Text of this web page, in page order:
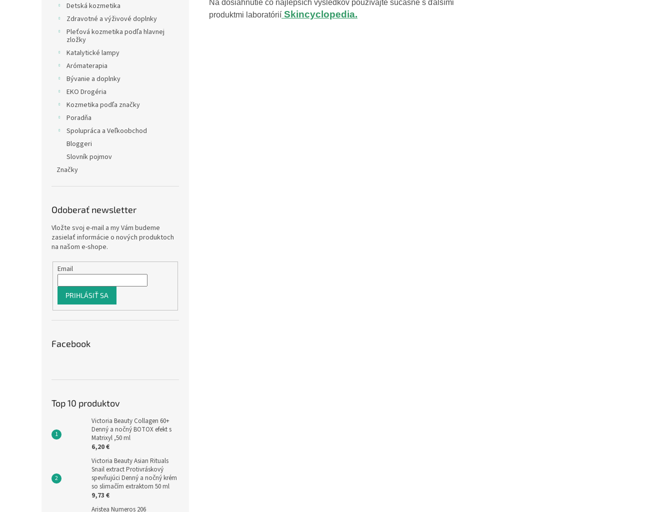
Detská kozmetika
Zdravotné a výživové doplnky
Pleťová kozmetika podľa hlavnej
zložky
Katalytické lampy
Arómaterapia
Bývanie a doplnky
EKO Drogéria
Kozmetika podľa značky
Poradňa
Spolupráca a Veľkoobchod
Bloggeri
Slovník pojmov
Značky
Odoberať newsletter
Vložte svoj e-mail a my Vám budeme
zasielať informácie o nových produktoch
na našom e-shope.
Email
PRIHLÁSIŤ SA
Facebook
Top 10 produktov
Victoria Beauty Collagen 60+
Denný a nočný BOTOX efekt s
Matrixyl ,50 ml
6,20 €
Victoria Beauty Asian Rituals
Snail extract Protivráskový
spevňujúci Denný a nočný krém
so slimačím extraktom 50 ml
9,73 €
Aristea Numeros 206
Na dosiahnutie čo najlepších výsledkov používajte súčasne s ďalšími
produktmi laboratóriíSkincyclopedia.